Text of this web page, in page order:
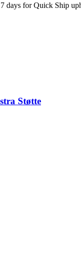
for Quick Ship
Støtte